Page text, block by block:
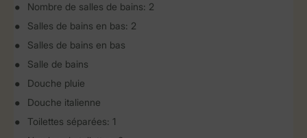
Nombre de salles de bains: 2
Salles de bains en bas: 2
Salles de bains en bas
Salle de bains
Douche pluie
Douche italienne
Toilettes séparées: 1